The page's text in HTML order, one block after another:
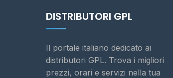
DISTRIBUTORI GPL
Il portale italiano dedicato ai
distributori GPL. Trova i migliori
prezzi, orari e servizi nella tua